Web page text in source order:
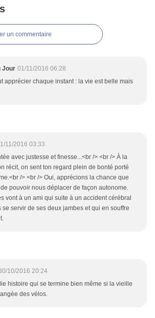
un commentaire
Jour 01/11/2016 06:28
apprécier chaque instant : la vie est belle mais
11/2016 03:33
avec justesse et finesse...<br /> <br /> À la
récit, on sent ton regard plein de bonté porté
/> <br /> Oui, apprécions la chance que
pouvoir nous déplacer de façon autonome.
vont à un ami qui suite à un accident cérébral
se servir de ses deux jambes et qui en souffre
10/2016 20:24
histoire qui se termine bien même si la vieille
des vélos.